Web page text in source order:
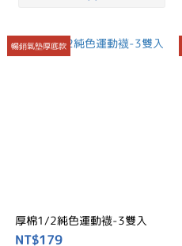
暢銷氣墊厚底款
厚棉1/2純色運動襪-3雙入
NT$179